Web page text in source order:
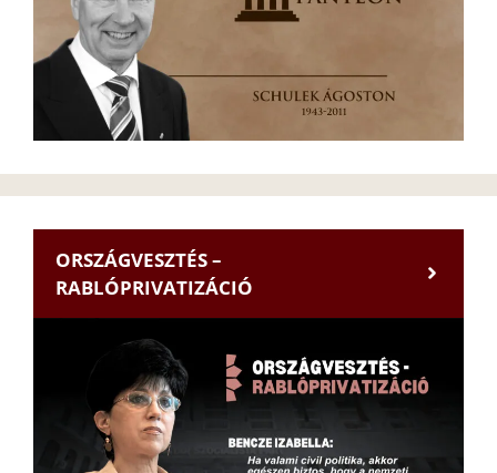
ORSZÁGVESZTÉS –
RABLÓPRIVATIZÁCIÓ